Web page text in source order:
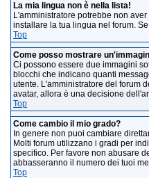
La mia lingua non è nella lista!
L'amministratore potrebbe non
installare la tua lingua nel forum.
Top
Come posso mostrare
Ci possono essere due immagini
blocchi che indicano quanti
utente. L'amministratore del forum
avatar, allora è una decisione
Top
Come cambio il mio grado?
In genere non puoi cambiare
Molti forum utilizzano i gradi per
specifico. Per favore non abusare
abbasseranno il numero dei tuoi
Top